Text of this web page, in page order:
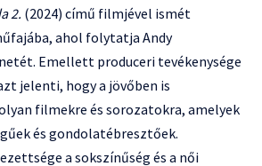
2. (2024) című filmjével ismét
ahol folytatja Andy
Emellett produceri tevékenysége
jelenti, hogy a jövőben is
filmekre és sorozatokra, amelyek
és gondolatébresztőek.
a sokszínűség és a női